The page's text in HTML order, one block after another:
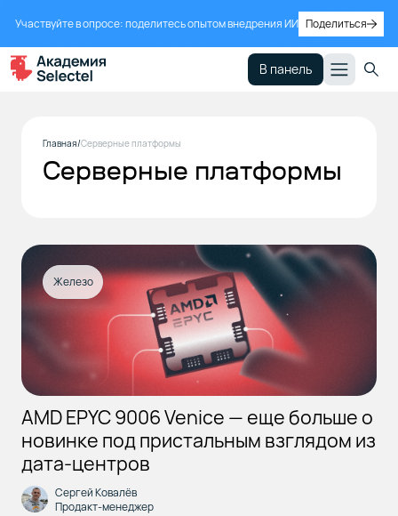
Участвуйте в опросе: поделитесь опытом внедрения ИИ Поделиться
В панель
Главная Серверные платформы
Серверные платформы
Железо
AMD EPYC 9006 Venice — еще больше о
новинке под пристальным взглядом из
дата-центров
Сергей Ковалёв
Продакт-менеджер